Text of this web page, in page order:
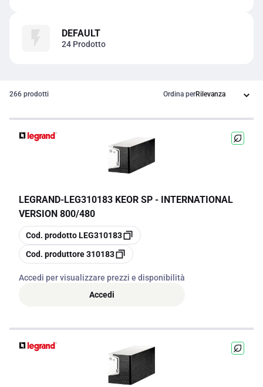
DEFAULT
24 Prodotto
266 prodotti Ordina per
LEGRAND-LEG310183 KEOR SP - INTERNATIONAL
VERSION 800/480
copia
Cod. prodottoLEG310183
copia
Cod. produttore310183
Accedi per visualizzare prezzi e disponibilità
Accedi